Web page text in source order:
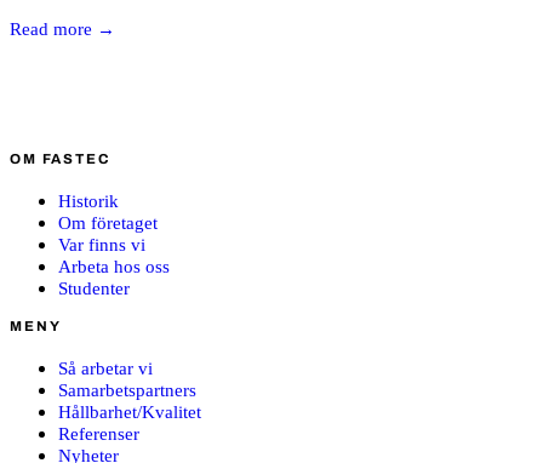
Read more →
OM FASTEC
Historik
Om företaget
Var finns vi
Arbeta hos oss
Studenter
MENY
Så arbetar vi
Samarbetspartners
Hållbarhet/Kvalitet
Referenser
Nyheter